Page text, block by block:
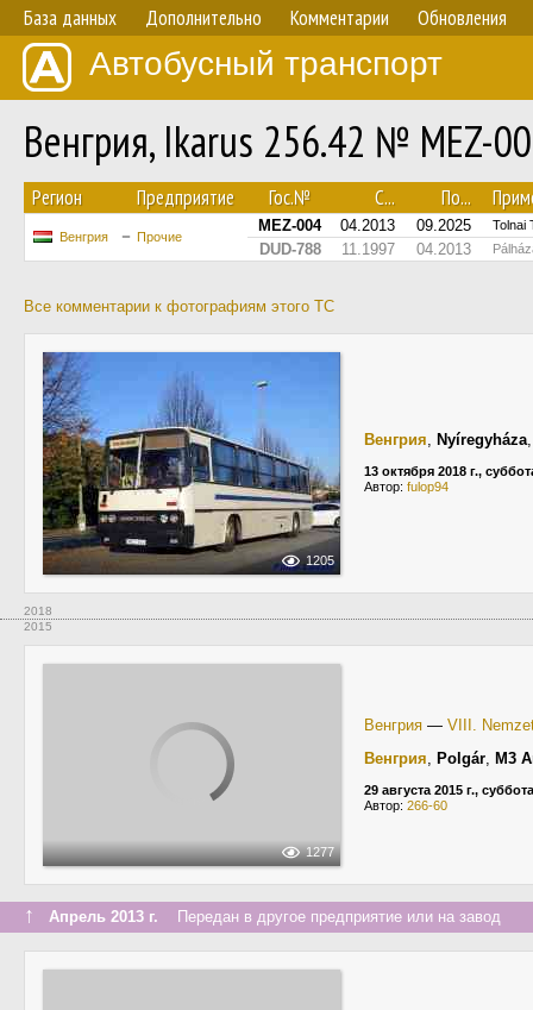
База данных Дополнительно Комментарии Обновления
Автобусный транспорт
Венгрия, Ikarus 256.42 № MEZ-
Регион Предприятие Гос.№ С... По...
Венгрия Прочие
MEZ-004 04.2013 09.2025 Tolnai
DUD-788 11.1997 04.2013
Все комментарии к фотографиям этого ТС
1205
Венгрия, Nyíregyháza
13 октября 2018 г.,
Автор: fulop94
2018
2015
1277
Венгрия — VIII.
Венгрия, Polgár, M3
29 августа 2015 г., суббота
Автор: 266-60
↑ Апрель 2013 г. Передан в другое предприятие или на завод